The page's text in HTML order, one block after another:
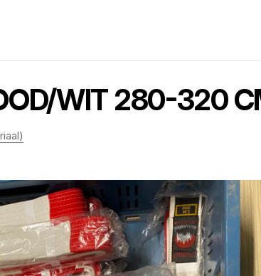
WIT 280-320